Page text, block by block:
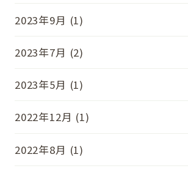
2023年9月 (1)
2023年7月 (2)
2023年5月 (1)
2022年12月 (1)
2022年8月 (1)